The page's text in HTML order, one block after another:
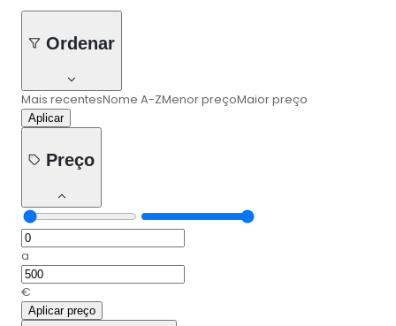
Ordenar
Mais recentesNome A-ZMenor preçoMaior preço
Aplicar
Preço
a
€
Aplicar preço